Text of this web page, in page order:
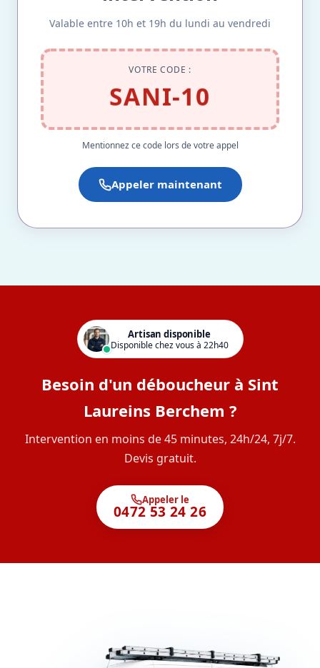
Valable entre 10h et 19h du lundi au vendredi
VOTRE CODE :
SANI-10
Mentionnez ce code lors de votre appel
Appeler maintenant
Artisan disponible
Disponible chez vous à 22h40
Besoin d'un déboucheur à Sint
Laureins Berchem ?
Intervention en moins de 45 minutes, 24h/24, 7j/7.
Devis gratuit.
Appeler le
0472 53 24 26